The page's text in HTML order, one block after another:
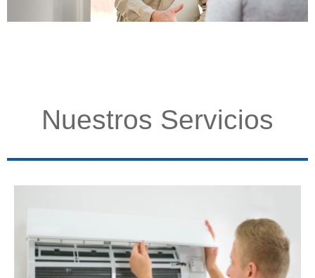
Nuestros Servicios